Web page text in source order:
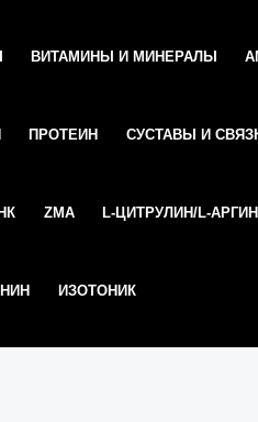
ВИТАМИНЫ И МИНЕРАЛЫ
ПРОТЕИН СУСТАВЫ И
ZMA L-ЦИТРУЛИН/L-
ИЗОТОНИК